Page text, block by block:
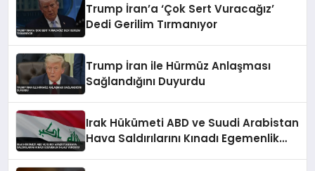
Trump İran’a ‘Çok Sert Vuracağız’
Dedi Gerilim Tırmanıyor
Trump İran ile Hürmüz Anlaşması
Sağlandığını Duyurdu
Irak Hükümeti ABD ve Suudi Arabistan
Hava Saldırılarını Kınadı Egemenlik